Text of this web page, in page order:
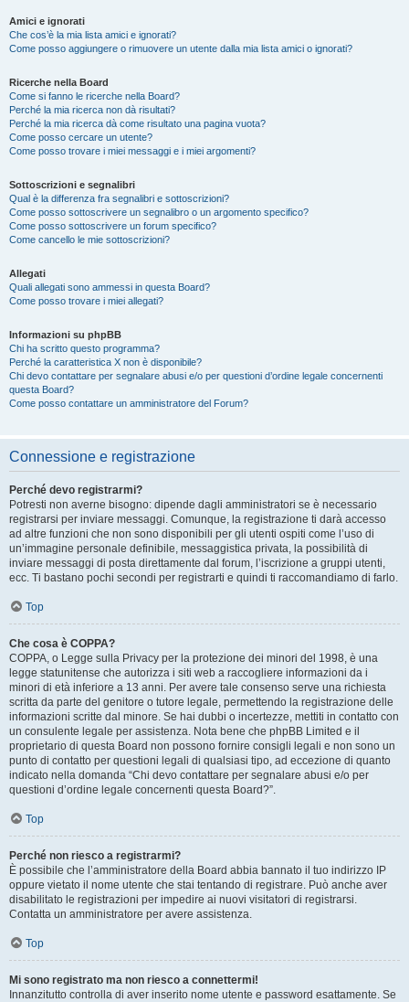
Amici e ignorati
Che cos’è la mia lista amici e ignorati?
Come posso aggiungere o rimuovere un utente dalla mia lista amici o ignorati?
Ricerche nella Board
Come si fanno le ricerche nella Board?
Perché la mia ricerca non dà risultati?
Perché la mia ricerca dà come risultato una pagina vuota?
Come posso cercare un utente?
Come posso trovare i miei messaggi e i miei argomenti?
Sottoscrizioni e segnalibri
Qual è la differenza fra segnalibri e sottoscrizioni?
Come posso sottoscrivere un segnalibro o un argomento specifico?
Come posso sottoscrivere un forum specifico?
Come cancello le mie sottoscrizioni?
Allegati
Quali allegati sono ammessi in questa Board?
Come posso trovare i miei allegati?
Informazioni su phpBB
Chi ha scritto questo programma?
Perché la caratteristica X non è disponibile?
Chi devo contattare per segnalare abusi e/o per questioni d’ordine legale concernenti
questa Board?
Come posso contattare un amministratore del Forum?
Connessione e registrazione
Perché devo registrarmi?
Potresti non averne bisogno: dipende dagli amministratori se è necessario
registrarsi per inviare messaggi. Comunque, la registrazione ti darà accesso
ad altre funzioni che non sono disponibili per gli utenti ospiti come l’uso di
un’immagine personale definibile, messaggistica privata, la possibilità di
inviare messaggi di posta direttamente dal forum, l’iscrizione a gruppi utenti,
ecc. Ti bastano pochi secondi per registrarti e quindi ti raccomandiamo di farlo.
Top
Che cosa è COPPA?
COPPA, o Legge sulla Privacy per la protezione dei minori del 1998, è una
legge statunitense che autorizza i siti web a raccogliere informazioni da i
minori di età inferiore a 13 anni. Per avere tale consenso serve una richiesta
scritta da parte del genitore o tutore legale, permettendo la registrazione delle
informazioni scritte dal minore. Se hai dubbi o incertezze, mettiti in contatto con
un consulente legale per assistenza. Nota bene che phpBB Limited e il
proprietario di questa Board non possono fornire consigli legali e non sono un
punto di contatto per questioni legali di qualsiasi tipo, ad eccezione di quanto
indicato nella domanda “Chi devo contattare per segnalare abusi e/o per
questioni d’ordine legale concernenti questa Board?”.
Top
Perché non riesco a registrarmi?
È possibile che l’amministratore della Board abbia bannato il tuo indirizzo IP
oppure vietato il nome utente che stai tentando di registrare. Può anche aver
disabilitato le registrazioni per impedire ai nuovi visitatori di registrarsi.
Contatta un amministratore per avere assistenza.
Top
Mi sono registrato ma non riesco a connettermi!
Innanzitutto controlla di aver inserito nome utente e password esattamente. Se